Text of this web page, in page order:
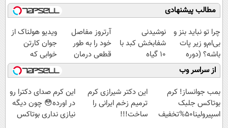
مطالب پیشنهادی
چرا تو نباید بنز و
بی‌ام‌و زیر پات
باشه؟ (دوره
رایگان درآمد
میلیاردی)
نوشیدنی
شفابخش کبد با
10 گیاه
موثر(تخفیف تا
امشب)
آرتروز مفاصل
خود را به طور
قطعی درمان
کنید!
◗پرسش‌نامه◖
ویدیو هولناک از
جوان کارتن
خوابی که
میلیاردر شد.
آموزش رایگان
از سراسر وب
بمب جوانساز! کرم
بوتاکس جلبک
اسپیرولینا50%تخفیف
این دکتر شیرازی کرم
ترمیم زخم ایرانی را
ساخت!!!
این کرم صدای دکترا رو
در اورده😳 چون دیگه
نیازی نداری بوتاکس